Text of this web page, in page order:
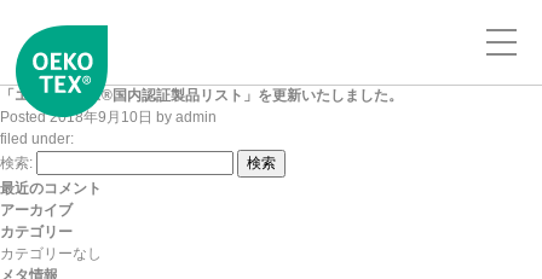
「エコテックス®国内認証製品リスト」を更新いたしました。
Posted2018年9月10日 by admin
filed under:
検索:
検索
最近のコメント
アーカイブ
カテゴリー
カテゴリーなし
メタ情報